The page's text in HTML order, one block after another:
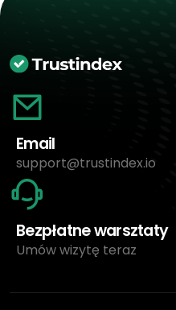
Email
support@trustindex.io
Bezpłatne warsztaty
Umów wizytę teraz